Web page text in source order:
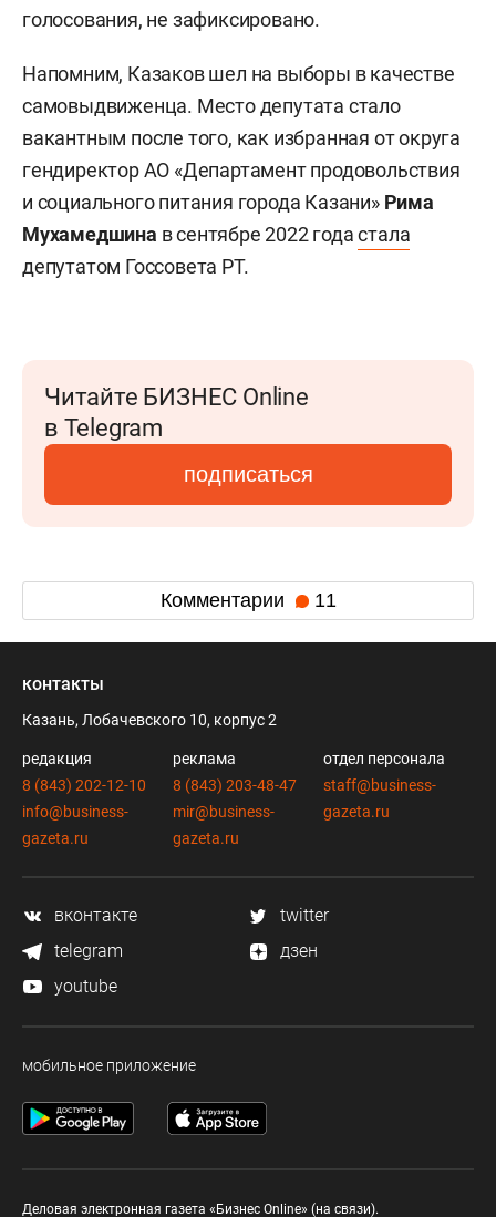
голосования, не зафиксировано.
Напомним, Казаков шел на выборы в качестве
самовыдвиженца. Место депутата стало
вакантным после того, как избранная от округа
гендиректор АО «Департамент продовольствия
и социального питания города Казани» Рима
Мухамедшина в сентябре 2022 годастала
депутатом Госсовета РТ.
Читайте БИЗНЕС Online
в Telegram
подписаться
Комментарии 11
контакты
Казань, Лобачевского 10, корпус 2
редакция
8 (843) 202-12-10
info@business-
gazeta.ru
реклама
8 (843) 203-48-47
mir@business-
gazeta.ru
отдел персонала
staff@business-
gazeta.ru
вконтакте
twitter
telegram
дзен
youtube
мобильное приложение
Деловая электронная газета «Бизнес Online» (на связи).